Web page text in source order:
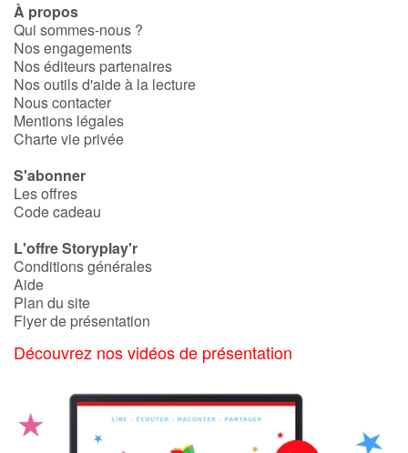
Ogres, monstres et sorcières
Héroïnes et héros
Écologie, nature, saisons
Les animaux
Voyage, épopée, enquête, aventure
Autour du monde
Apprentissage
Art, espace, activité
En famille
À propos
Qui sommes-nous ?
Nos engagements
Nos éditeurs partenaires
Nos outils d'aide à la lecture
Nous contacter
Mentions légales
Charte vie privée
S'abonner
Les offres
Code cadeau
L'offre Storyplay'r
Conditions générales
Aide
Plan du site
Flyer de présentation
Découvrez nos vidéos de présentation